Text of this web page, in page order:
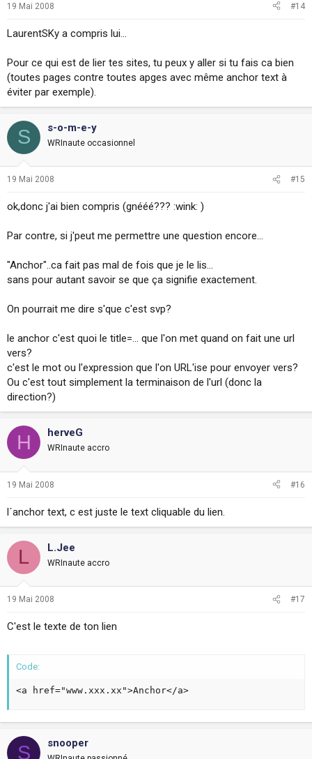
19 Mai 2008 #14
LaurentSKy a compris lui...
Pour ce qui est de lier tes sites, tu peux y aller si tu fais ca bien
(toutes pages contre toutes apges avec même anchor text à
éviter par exemple).
S s-o-m-e-y
WRInaute occasionnel
19 Mai 2008 #15
ok,donc j'ai bien compris (gnééé??? :wink: )
Par contre, si j'peut me permettre une question encore...
"Anchor"..ca fait pas mal de fois que je le lis...
sans pour autant savoir se que ça signifie exactement.
On pourrait me dire s'que c'est svp?
le anchor c'est quoi le title=... que l'on met quand on fait une url
vers?
c'est le mot ou l'expression que l'on URL'ise pour envoyer vers?
Ou c'est tout simplement la terminaison de l'url (donc la
direction?)
H herveG
WRInaute accro
19 Mai 2008 #16
l´anchor text, c est juste le text cliquable du lien.
L L.Jee
WRInaute accro
19 Mai 2008 #17
C'est le texte de ton lien
Code:
<a href="www.xxx.xx">Anchor</a>
S snooper